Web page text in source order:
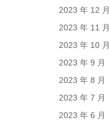
2023 年 12 月
2023 年 11 月
2023 年 10 月
2023 年 9 月
2023 年 8 月
2023 年 7 月
2023 年 6 月